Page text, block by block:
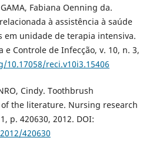
Fabiana Oenning da.
à assistência à saúde
em unidade de terapia intensiva.
e Controle de Infecção, v. 10, n. 3,
reci.v10i3.15406
Cindy. Toothbrush
the literature. Nursing research
p. 420630, 2012. DOI:
420630